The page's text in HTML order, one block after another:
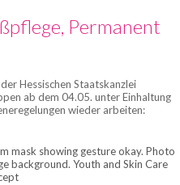
Permanent
Hessischen Staatskanzlei
ab dem 04.05. unter Einhaltung
wieder arbeiten:
mask showing gesture okay. Photo
background. Youth and Skin Care